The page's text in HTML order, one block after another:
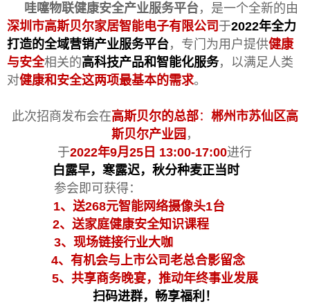
哇噻物联健康安全产业服务平台，是一个全新的由
深圳市高斯贝尔家居智能电子有限公司 于2022年全力
打造的全域营销产业服务平台，专门为用户提供健康
与安全相关的高科技产品和智能化服务，以满足人类
对健康和安全这两项最基本的需求。
此次招商发布会在高斯贝尔的总部： 郴州市苏仙区高
斯贝尔产业园 ，
于2022年9月25日 13:00-17:00进行
白露早，寒露迟，秋分种麦正当时
参会即可获得：
1、送268元智能网络摄像头1台
2、送家庭健康安全知识课程
3、现场链接行业大咖
4、有机会与上市公司老总合影留念
5、共享商务晚宴，推动年终事业发展
扫码进群，畅享福利！